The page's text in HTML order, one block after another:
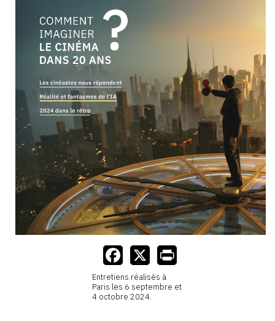
Entretiens réalisés à
Paris les 6 septembre et
4 octobre 2024.